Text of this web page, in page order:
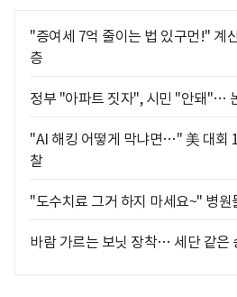
"증여세 7억 줄이는 법 있구먼!" 계
층
정부 "아파트 짓자", 시민 "안돼"…
"AI 해킹 어떻게 막냐면…" 美 대회
찰
"도수치료 그거 하지 마세요~" 병원
바람 가르는 보닛 장착… 세단 같은